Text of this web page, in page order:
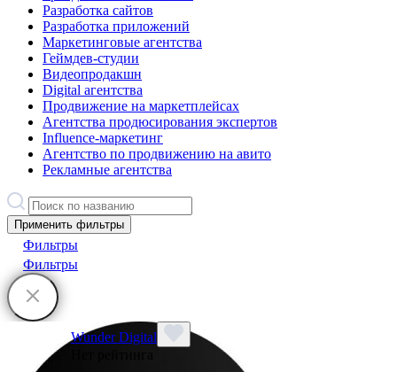
Разработка сайтов
Разработка приложений
Маркетинговые агентства
Геймдев-студии
Видеопродакшн
Digital агентства
Продвижение на маркетплейсах
Агентства продюсирования экспертов
Influence-маркетинг
Агентство по продвижению на авито
Рекламные агентства
Применить фильтры
Фильтры
Фильтры
Wunder Digital